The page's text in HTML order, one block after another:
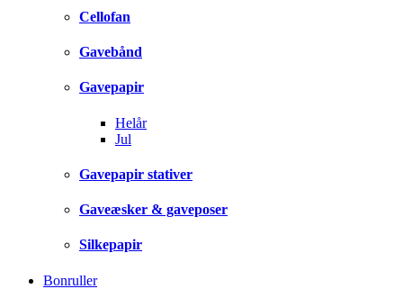
Cellofan
Gavebånd
Gavepapir
Helår
Jul
Gavepapir stativer
Gaveæsker & gaveposer
Silkepapir
Bonruller